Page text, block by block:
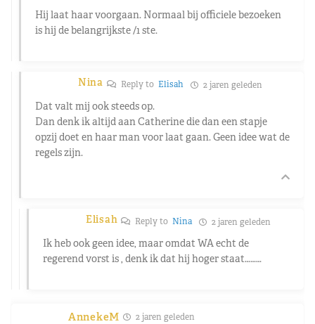
Hij laat haar voorgaan. Normaal bij officiele bezoeken
is hij de belangrijkste /1 ste.
Nina Reply to Elisah 2 jaren geleden
Dat valt mij ook steeds op.
Dan denk ik altijd aan Catherine die dan een stapje
opzij doet en haar man voor laat gaan. Geen idee wat de
regels zijn.
Elisah Reply toNina 2 jaren geleden
Ik heb ook geen idee, maar omdat WA echt de
regerend vorst is , denk ik dat hij hoger staat………
AnnekeM 2 jaren geleden